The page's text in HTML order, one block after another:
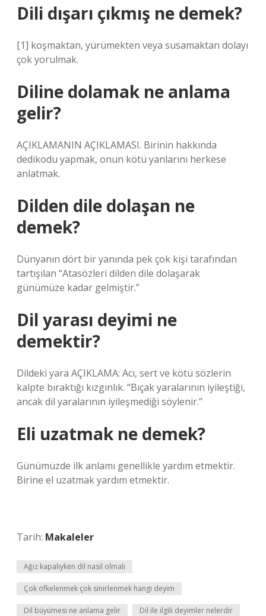
Dili dışarı çıkmış ne demek?
[1] koşmaktan, yürümekten veya susamaktan dolayı
çok yorulmak.
Diline dolamak ne anlama
gelir?
AÇIKLAMANIN AÇIKLAMASI. Birinin hakkında
dedikodu yapmak, onun kötü yanlarını herkese
anlatmak.
Dilden dile dolaşan ne
demek?
Dünyanın dört bir yanında pek çok kişi tarafından
tartışılan “Atasözleri dilden dile dolaşarak
günümüze kadar gelmiştir.”
Dil yarası deyimi ne
demektir?
Dildeki yara AÇIKLAMA: Acı, sert ve kötü sözlerin
kalpte bıraktığı kızgınlık. “Bıçak yaralarının iyileştiği,
ancak dil yaralarının iyileşmediği söylenir.”
Eli uzatmak ne demek?
Günümüzde ilk anlamı genellikle yardım etmektir.
Birine el uzatmak yardım etmektir.
Tarih: Makaleler
Ağız kapalıyken dil nasıl olmalı
Çok öfkelenmek çok sinirlenmek hangi deyim
Dil büyümesi ne anlama gelir Dil ile ilgili deyimler nelerdir